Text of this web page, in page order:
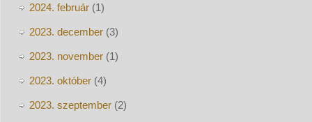
2024. február(1)
2023. december(3)
2023. november(1)
2023. október(4)
2023. szeptember(2)